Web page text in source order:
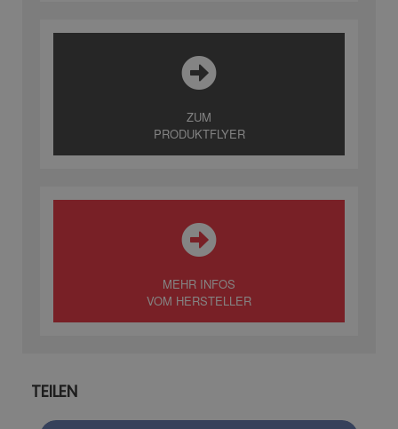
ZUM
PRODUKTFLYER
MEHR INFOS
VOM HERSTELLER
TEILEN